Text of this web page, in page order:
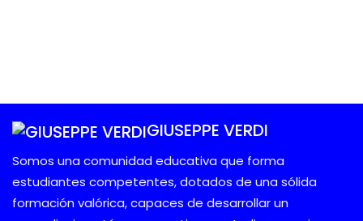
GIUSEPPE VERDI
Somos una comunidad educativa que forma
estudiantes competentes, dotados de una sólida
formación valórica, capaces de desarrollar un